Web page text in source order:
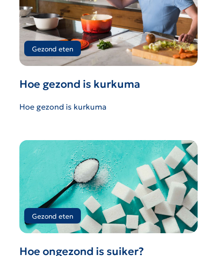
Gezond eten
Hoe gezond is kurkuma
Hoe gezond is kurkuma
Gezond eten
Hoe ongezond is suiker?